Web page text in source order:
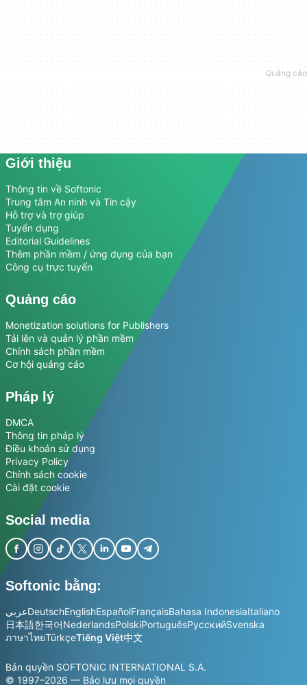
Giới thiệu
Thông tin về Softonic
Trung tâm An ninh và Tin cậy
Hỗ trợ và trợ giúp
Tuyển dụng
Editorial Guidelines
Thêm phần mềm / ứng dụng của bạn
Công cụ trực tuyến
Quảng cáo
Monetization solutions for Publishers
Tải lên và quản lý phần mềm
Chính sách phần mềm
Cơ hội quảng cáo
Pháp lý
DMCA
Thông tin pháp lý
Điều khoản sử dụng
Privacy Policy
Chính sách cookie
Cài đặt cookie
Social media
Softonic bằng:
عربيDeutschEnglishEspañolFrançaisBahasa IndonesiaItaliano
日本語한국어NederlandsPolskiPortuguêsРусскийSvenska
ภาษาไทยTürkçeTiếng Việt中文
Bản quyền SOFTONIC INTERNATIONAL S.A.
© 1997–2026 — Bảo lưu mọi quyền